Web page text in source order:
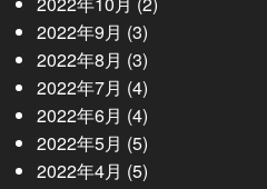
2022年9月 (3)
2022年8月 (3)
2022年7月 (4)
2022年6月 (4)
2022年5月 (5)
2022年4月 (5)